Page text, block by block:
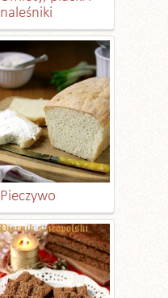
naleśniki
Pieczywo